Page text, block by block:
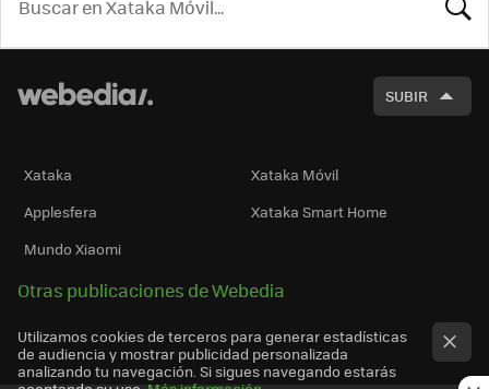
SUBIR
Xataka
Xataka Móvil
Applesfera
Xataka Smart Home
Mundo Xiaomi
Otras publicaciones de Webedia
Utilizamos cookies de terceros para generar estadísticas
de audiencia y mostrar publicidad personalizada
analizando tu navegación. Si sigues navegando estarás